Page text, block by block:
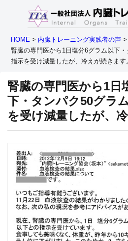
HOME > 内臓トレーニング実践者の声
腎臓の専門医から1日塩分6グラム以下
指示を受け減量したが、冷えが続きます
腎臓の専門医から1日
下・タンパク50グラ
を受け減量したが、